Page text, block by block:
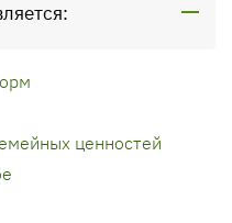
ценностей